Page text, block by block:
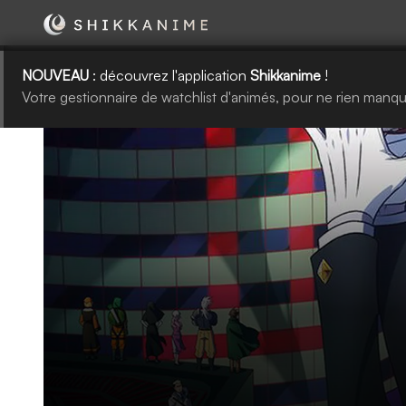
NOUVEAU : découvrez l'application Shikkanime !
Votre gestionnaire de watchlist d'animés, pour ne rien